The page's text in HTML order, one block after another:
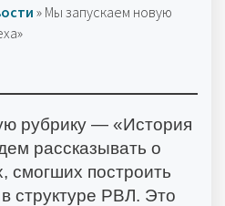
» Мы запускаем новую
рубрику — «История
рассказывать о
смогших построить
структуре РВЛ. Это